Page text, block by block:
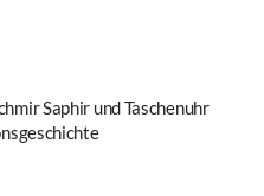
Saphir und Taschenuhr